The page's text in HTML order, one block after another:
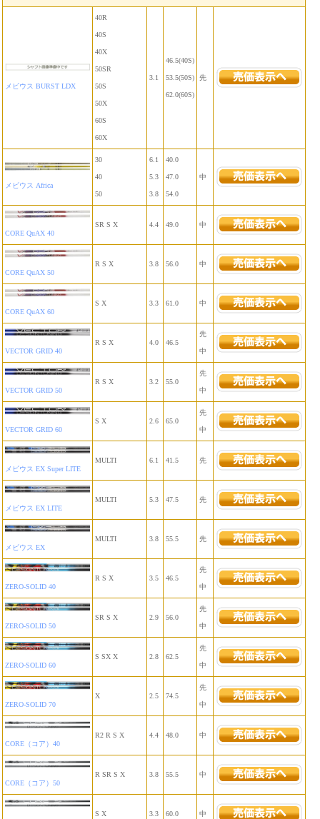
メビウス BURST LDX
40R
40S
40X
50SR
50S
50X
60S
60X
3.1
46.5(40S)
53.5(50S)
62.0(60S)
先
メビウス Africa
30
40
50
6.1
5.3
3.8
40.0
47.0
54.0
中
CORE QuAX 40
SR S X 4.4 49.0 中
CORE QuAX 50
R S X 3.8 56.0 中
CORE QuAX 60
S X 3.3 61.0 中
VECTOR GRID 40
R S X 4.0 46.5
先
中
VECTOR GRID 50
R S X 3.2 55.0
先
中
VECTOR GRID 60
S X 2.6 65.0
先
中
メビウス EX Super LITE
MULTI 6.1 41.5 先
メビウス EX LITE
MULTI 5.3 47.5 先
メビウス EX
MULTI 3.8 55.5 先
ZERO-SOLID 40
R S X 3.5 46.5
先
中
ZERO-SOLID 50
SR S X 2.9 56.0
先
中
ZERO-SOLID 60
S SX X 2.8 62.5
先
中
ZERO-SOLID 70
X 2.5 74.5
先
中
CORE（コア）40
R2 R S X 4.4 48.0 中
CORE（コア）50
R SR S X 3.8 55.5 中
S X 3.3 60.0 中